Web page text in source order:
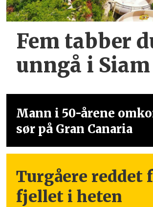
Fem tabber
unngå i
Mann i 50-årene
sør på Gran Canaria
Turgåere reddet
fjellet i heten